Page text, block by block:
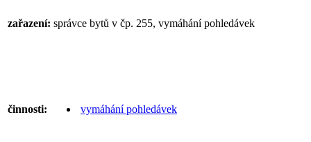
zařazení: správce bytů v čp. 255, vymáhání pohledávek
činnosti: vymáhání pohledávek